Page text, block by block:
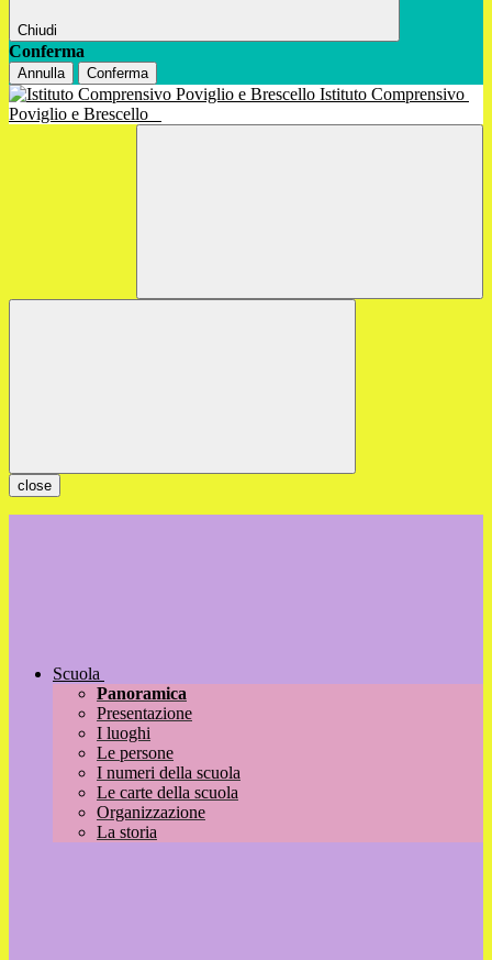
Chiudi
Conferma
Annulla Conferma
Istituto Comprensivo
Poviglio e Brescello
close
Scuola
Panoramica
Presentazione
I luoghi
Le persone
I numeri della scuola
Le carte della scuola
Organizzazione
La storia